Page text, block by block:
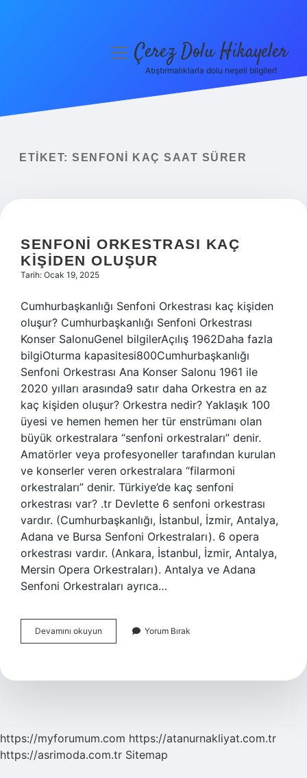
Yasal Uyarı
menüyüÇerez Dolu Hikayeler
Atıştırmalıklarla dolu neşeli bilgiler!
ETIKET: SENFONI KAÇ SAAT SÜRER
SENFONI ORKESTRASI KAÇ
KIŞIDEN OLUŞUR
Tarih: Ocak 19, 2025
Cumhurbaşkanlığı Senfoni Orkestrası kaç kişiden
oluşur? Cumhurbaşkanlığı Senfoni Orkestrası
Konser SalonuGenel bilgilerAçılış 1962Daha fazla
bilgiOturma kapasitesi800Cumhurbaşkanlığı
Senfoni Orkestrası Ana Konser Salonu 1961 ile
2020 yılları arasında9 satır daha Orkestra en az
kaç kişiden oluşur? Orkestra nedir? Yaklaşık 100
üyesi ve hemen hemen her tür enstrümanı olan
büyük orkestralara “senfoni orkestraları” denir.
Amatörler veya profesyoneller tarafından kurulan
ve konserler veren orkestralara “filarmoni
orkestraları” denir. Türkiye’de kaç senfoni
orkestrası var? .tr Devlette 6 senfoni orkestrası
vardır. (Cumhurbaşkanlığı, İstanbul, İzmir, Antalya,
Adana ve Bursa Senfoni Orkestraları). 6 opera
orkestrası vardır. (Ankara, İstanbul, İzmir, Antalya,
Mersin Opera Orkestraları). Antalya ve Adana
Senfoni Orkestraları ayrıca…
Devamını okuyun
Orkestrası
Oluşur
Yorum Bırak
https://myforumum.com https://atanurnakliyat.com.tr
https://asrimoda.com.tr Sitemap